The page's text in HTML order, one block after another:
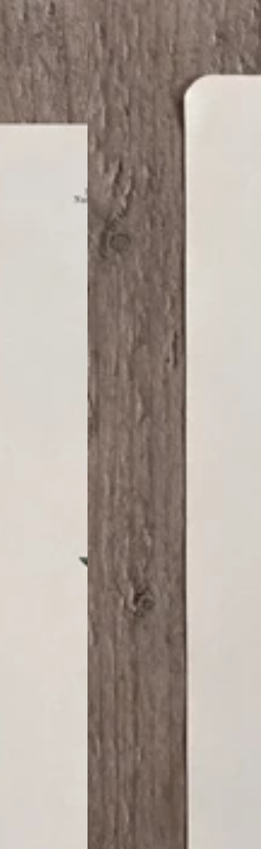
illustratie
Reigersbek